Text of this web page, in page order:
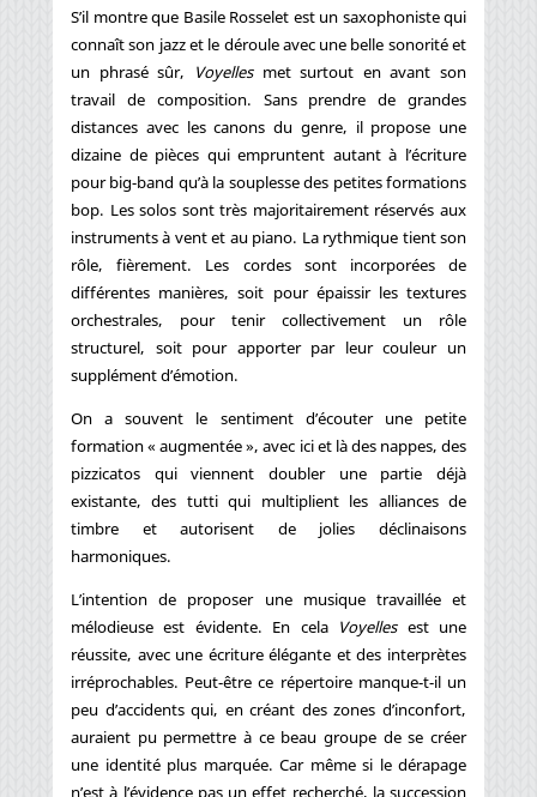
S’il montre que Basile Rosselet est un saxophoniste qui
connaît son jazz et le déroule avec une belle sonorité et
un phrasé sûr,
Voyelles met surtout en avant son
travail de composition. Sans prendre de grandes
distances avec les canons du genre, il propose une
dizaine de pièces qui empruntent autant à l’écriture
pour big-band qu’à la souplesse des petites formations
bop. Les solos sont très majoritairement réservés aux
instruments à vent et au piano. La rythmique tient son
rôle, fièrement. Les cordes sont incorporées de
différentes manières, soit pour épaissir les textures
orchestrales, pour tenir collectivement un rôle
structurel, soit pour apporter par leur couleur un
supplément d’émotion.
On a souvent le sentiment d’écouter une petite
formation « augmentée », avec ici et là des nappes, des
pizzicatos qui viennent doubler une partie déjà
existante, des tutti qui multiplient les alliances de
timbre et autorisent de jolies déclinaisons
harmoniques.
L’intention de proposer une musique travaillée et
mélodieuse est évidente. En cela Voyellesest une
réussite, avec une écriture élégante et des interprètes
irréprochables. Peut-être ce répertoire manque-t-il un
peu d’accidents qui, en créant des zones d’inconfort,
auraient pu permettre à ce beau groupe de se créer
une identité plus marquée. Car même si le dérapage
n’est à l’évidence pas un effet recherché, la succession